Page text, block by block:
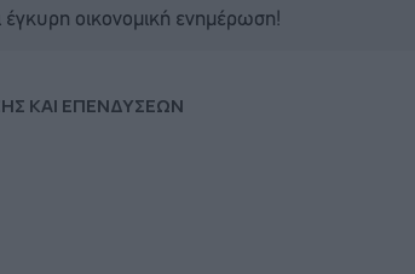
έγκυρη οικονομική ενημέρωση!
ΚΑΙ ΕΠΕΝΔΥΣΕΩΝ